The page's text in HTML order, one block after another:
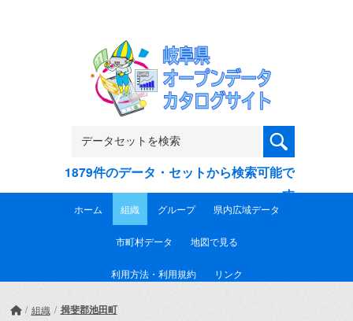
1879件のデータ・セットから検索可能で
す
ホーム 組織 グループ 県内広域データ
市町村データ 地図で見る
利用方法・利用規約 リンク
組織 揖斐郡池田町